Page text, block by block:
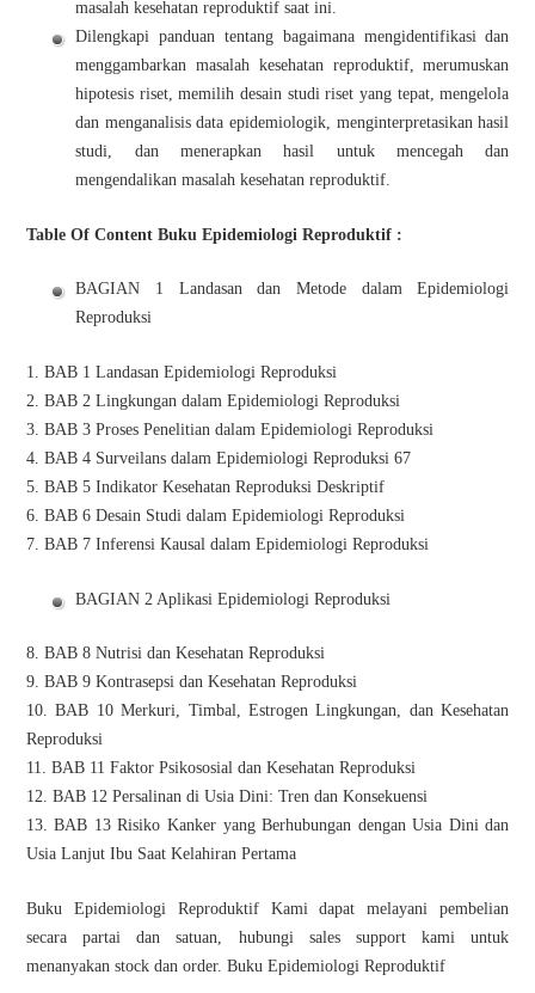
masalah kesehatan reproduktif saat ini.
Dilengkapi panduan tentang bagaimana mengidentifikasi dan
menggambarkan masalah kesehatan reproduktif, merumuskan
hipotesis riset, memilih desain studi riset yang tepat, mengelola
dan menganalisis data epidemiologik, menginterpretasikan hasil
studi, dan menerapkan hasil untuk mencegah dan
mengendalikan masalah kesehatan reproduktif.
Table Of Content Buku Epidemiologi Reproduktif :
BAGIAN 1 Landasan dan Metode dalam Epidemiologi
Reproduksi
1. BAB 1 Landasan Epidemiologi Reproduksi
2. BAB 2 Lingkungan dalam Epidemiologi Reproduksi
3. BAB 3 Proses Penelitian dalam Epidemiologi Reproduksi
4. BAB 4 Surveilans dalam Epidemiologi Reproduksi 67
5. BAB 5 Indikator Kesehatan Reproduksi Deskriptif
6. BAB 6 Desain Studi dalam Epidemiologi Reproduksi
7. BAB 7 Inferensi Kausal dalam Epidemiologi Reproduksi
BAGIAN 2 Aplikasi Epidemiologi Reproduksi
8. BAB 8 Nutrisi dan Kesehatan Reproduksi
9. BAB 9 Kontrasepsi dan Kesehatan Reproduksi
10. BAB 10 Merkuri, Timbal, Estrogen Lingkungan, dan Kesehatan
Reproduksi
11. BAB 11 Faktor Psikososial dan Kesehatan Reproduksi
12. BAB 12 Persalinan di Usia Dini: Tren dan Konsekuensi
13. BAB 13 Risiko Kanker yang Berhubungan dengan Usia Dini dan
Usia Lanjut Ibu Saat Kelahiran Pertama
Buku Epidemiologi Reproduktif Kami dapat melayani pembelian
secara partai dan satuan, hubungi sales support kami untuk
menanyakan stock dan order. Buku Epidemiologi Reproduktif